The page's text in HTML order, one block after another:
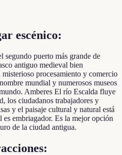
escénico:
segundo puerto más grande de
antiguo medieval bien
procesamiento y comercio
mundial y numerosos museos
Amberes El río Escalda fluye
los ciudadanos trabajadores y
y el paisaje cultural y natural está
es embriagador. Es la mejor opción
de la ciudad antigua.